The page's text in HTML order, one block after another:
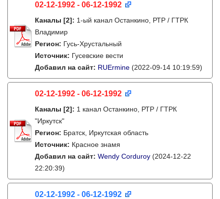
02-12-1992 - 06-12-1992
Каналы [2]: 1-ый канал Останкино, РТР / ГТРК
Владимир
Регион: Гусь-Хрустальный
Источник: Гусевские вести
Добавил на сайт: RUErmine (2022-09-14 10:19:59)
02-12-1992 - 06-12-1992
Каналы [2]: 1 канал Останкино, РТР / ГТРК
"Иркутск"
Регион: Братск, Иркутская область
Источник: Красное знамя
Добавил на сайт: Wendy Corduroy (2024-12-22
22:20:39)
02-12-1992 - 06-12-1992